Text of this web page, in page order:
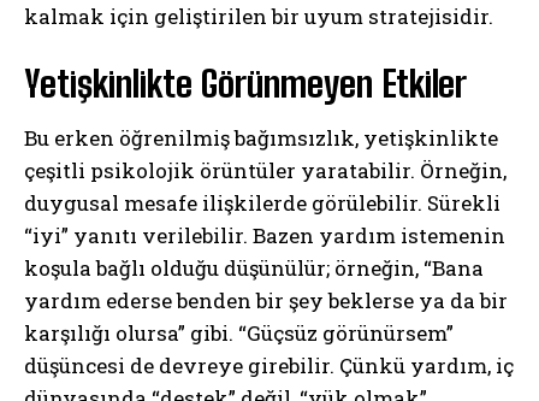
kalmak için geliştirilen bir uyum stratejisidir.
Yetişkinlikte Görünmeyen Etkiler
Bu erken öğrenilmiş bağımsızlık, yetişkinlikte
çeşitli psikolojik örüntüler yaratabilir. Örneğin,
duygusal mesafe ilişkilerde görülebilir. Sürekli
“iyi” yanıtı verilebilir. Bazen yardım istemenin
koşula bağlı olduğu düşünülür; örneğin, “Bana
yardım ederse benden bir şey beklerse ya da bir
karşılığı olursa” gibi. “Güçsüz görünürsem”
düşüncesi de devreye girebilir. Çünkü yardım, iç